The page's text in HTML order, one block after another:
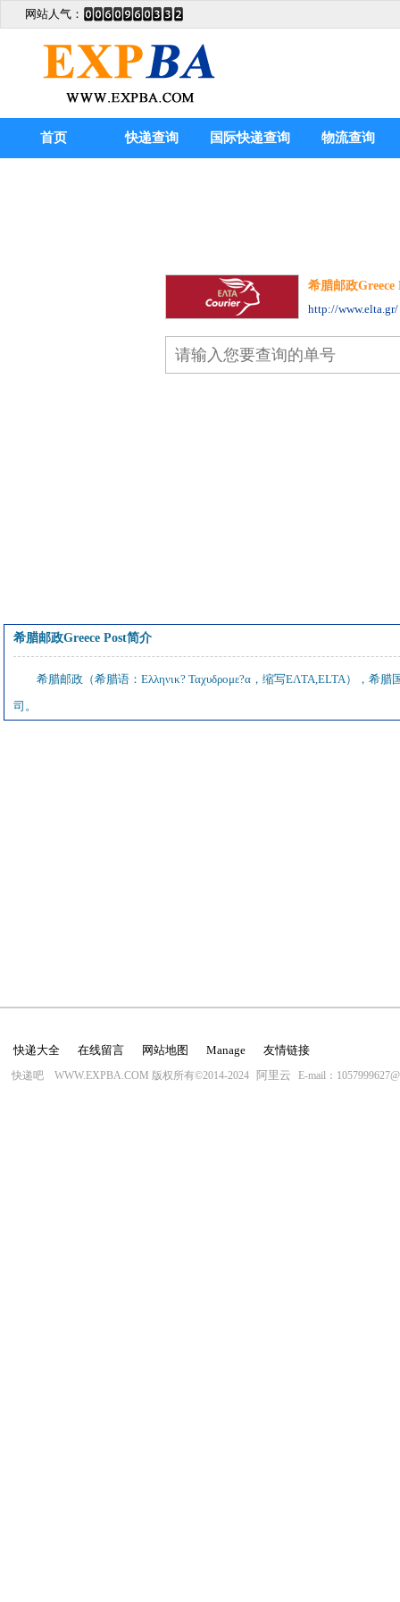
网站人气：
首页 快递查询 国际快递查询 物流查询
希腊邮政
http://www.elta.gr/
希腊邮政Greece Post简介
希腊邮政（希腊语：Ελληνικ? Ταχυδρομε?α，缩写EΛTA,ELTA），
司。
快递大全 在线留言 网站地图 Manage 友情链接
快递吧 WWW.EXPBA.COM 版权所有©2014-2024 阿里云 E-mail：